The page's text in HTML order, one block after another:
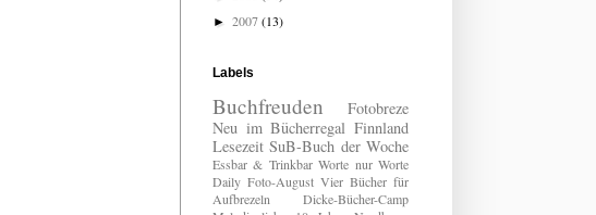
► 2007(13)
Labels
Buchfreuden
Fotobreze
Neu im Bücherregal Finnland
Lesezeit SuB-Buch der Woche
Essbar & Trinkbar Worte nur Worte
Daily Foto-August Vier Bücher für
Aufbrezeln
Dicke-Bücher-Camp